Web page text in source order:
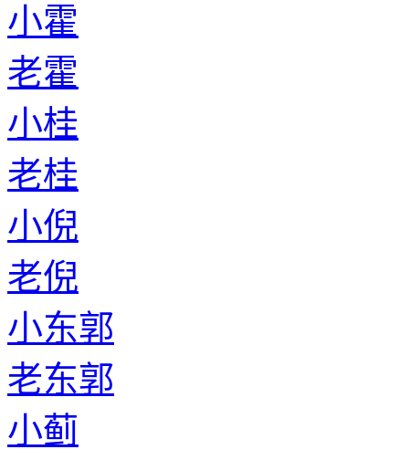
小霍
老霍
小桂
老桂
小倪
老倪
小东郭
老东郭
小蓟